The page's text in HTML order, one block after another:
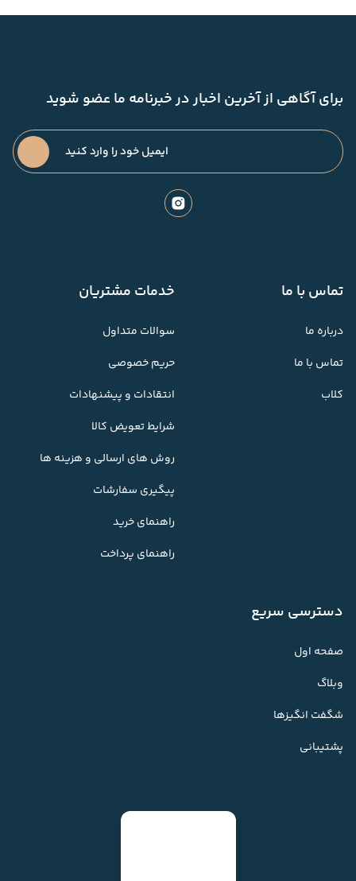
برای آگاهی از آخرین اخبار در خبرنامه ما عضو شوید
تماس با ما
درباره ما
تماس با ما
کلاب
خدمات مشتریان
سوالات متداول
حریم خصوصی
انتقادات و پیشنهادات
شرایط تعویض کالا
روش های ارسالی و هزینه ها
پیگیری سفارشات
راهنمای خرید
راهنمای پرداخت
دسترسی سریع
صفحه اول
وبلاگ
شگفت انگیزها
پشتیبانی